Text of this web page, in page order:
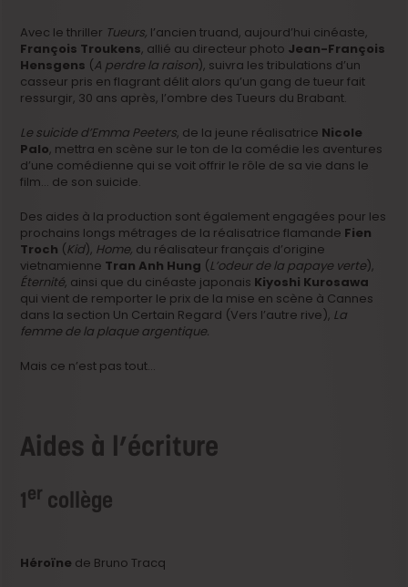
Avec le thriller Tueurs, l’ancien truand, aujourd’hui cinéaste,
François Troukens, allié au directeur photo Jean-François
Hensgens (A perdre la raison), suivra les tribulations d’un
casseur pris en flagrant délit alors qu’un gang de tueur fait
ressurgir, 30 ans après, l’ombre des Tueurs du Brabant.
Le suicide d’Emma Peeters, de la jeune réalisatrice Nicole
Palo, mettra en scène sur le ton de la comédie les aventures
d’une comédienne qui se voit offrir le rôle de sa vie dans le
film… de son suicide.
Des aides à la production sont également engagées pour les
prochains longs métrages de la réalisatrice flamande Fien
Troch (Kid), Home, du réalisateur français d’origine
vietnamienne Tran Anh Hung (L’odeur de la papaye verte),
Éternité, ainsi que du cinéaste japonais Kiyoshi Kurosawa
qui vient de remporter le prix de la mise en scène à Cannes
dans la section Un Certain Regard (Vers l’autre rive), La
femme de la plaque argentique.
Mais ce n’est pas tout…
Aides à l’écriture
1er collège
Héroïne de Bruno Tracq